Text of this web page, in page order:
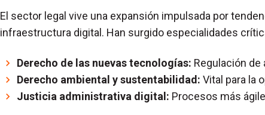
El sector legal vive una expansión impulsada por
infraestructura digital. Han surgido especialidades
Derecho de las nuevas tecnologías: Regulación
Derecho ambiental y sustentabilidad: Vital para la
Justicia administrativa digital: Procesos más